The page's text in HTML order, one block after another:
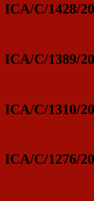
ICA/C/1428/
ICA/C/1389/
ICA/C/1310/
ICA/C/1276/